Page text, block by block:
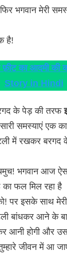
भगवान मेरी
है!
फ़ीट का आदमी की
Story in Hindi
के पेड़ की तरफ
समस्याएं एक
में रखकर बरगद
भगवान आज
का फल मिल रहा है
पर इसके साथ
बांधकर आने के
आनी होगी और
जीवन में आ